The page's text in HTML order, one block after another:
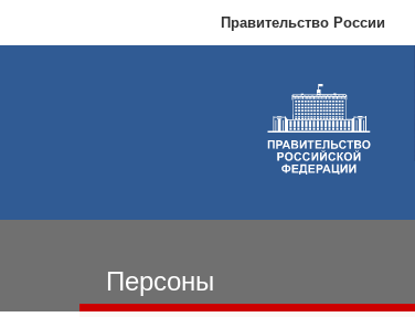
Правительство России
Персоны